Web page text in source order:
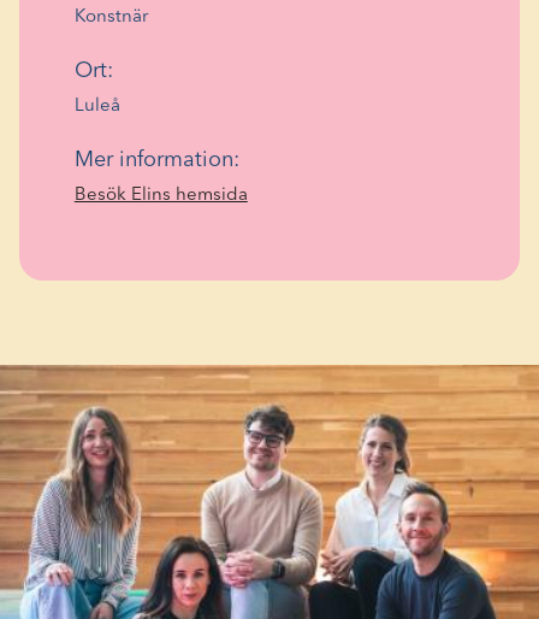
Konstnär
Ort:
Luleå
Mer information:
Besök Elins hemsida(Öppnas
nytt